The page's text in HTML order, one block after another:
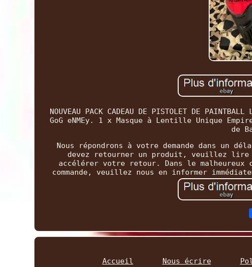
NOUVEAU PACK CADEAU DE PISTOLET DE
GoG eNMEy. 1 x Masque à Lentille Unique
de
Nous répondrons à votre demande dans un
devez retourner un produit, veuillez lire
accélérer votre retour. Dans le
commande, veuillez nous en informer
Accueil Nous écrire